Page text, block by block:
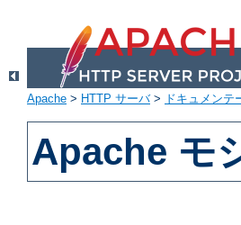
Apache > HTTP サーバ> ドキュメンテ
Apache モ